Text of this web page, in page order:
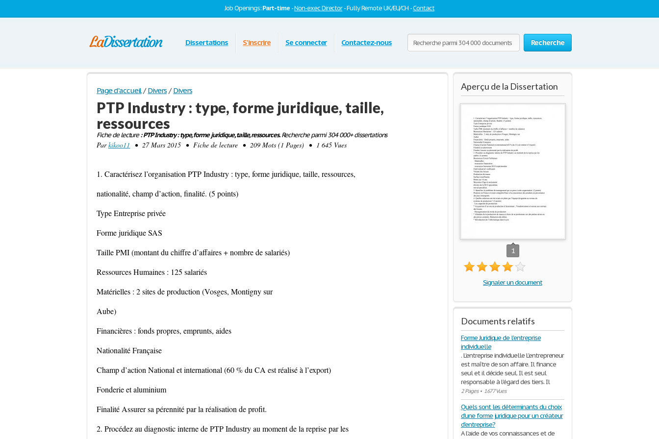
Job Openings:Part-time -Non-exec Director- Fully Remote UK/EU/CH -Contact
Recherche
Dissertations S'inscrire Se connecter Contactez-nous
Page d'accueil / Divers / Divers
PTP Industry : type, forme juridique, taille,
ressources
Fiche de lecture: PTP Industry : type, forme juridique, taille, ressources.Recherche parmi 304 000+ dissertations
Parkikoo11 • 27 Mars 2015 • Fiche de lecture • 209 Mots (1 Pages) • 1 645 Vues
1. Caractérisez l’organisation PTP Industry : type, forme juridique, taille, ressources,
nationalité, champ d’action, finalité. (5 points)
Type Entreprise privée
Forme juridique SAS
Taille PMI (montant du chiffre d’affaires + nombre de salariés)
Ressources Humaines : 125 salariés
Matérielles : 2 sites de production (Vosges, Montigny sur
Aube)
Financières : fonds propres, emprunts, aides
Nationalité Française
Champ d’action National et international (60 % du CA est réalisé à l’export)
Fonderie et aluminium
Finalité Assurer sa pérennité par la réalisation de profit.
2. Procédez au diagnostic interne de PTP Industry au moment de la reprise par les
Aperçu de la Dissertation
1
Signaler un document
Documents relatifs
Forme Juridique de l'entreprise
individuelle
. L'entreprise individuelle L'entrepreneur
est maître de son affaire. Il finance
seul et il décide seul. Il est seul
responsable à l'égard des tiers. Il
2 Pages• 1677 Vues
Quels sont les déterminants du choix
d’une forme juridique pour un créateur
d’entreprise?
A l’aide de vos connaissances et de